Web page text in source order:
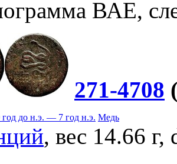
ВАЕ,
271-4708
год до н.э. — 7 год н.э. Медь
, вес 14.66